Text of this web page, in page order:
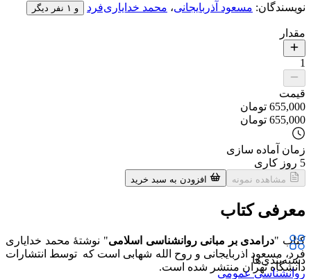
نویسندگان: مسعود آذربایجانی، محمد خدایاری‌فرد و ۱ نفر دیگر
مقدار
1
قیمت
655,000 تومان
655,000 تومان
زمان آماده سازی
5 روز کاری
مشاهده نمونه افزودن به سبد خرید
معرفی کتاب
کتاب "درامدی بر مبانی روانشناسی اسلامی" نوشتهٔ محمد خدایاری
فرد، مسعود اذربایجانی و روح الله شهابی است که توسط انتشارات
دانشگاه تهران منتشر شده است.
دسته‌بندی‌ها
روانشناسی عمومی